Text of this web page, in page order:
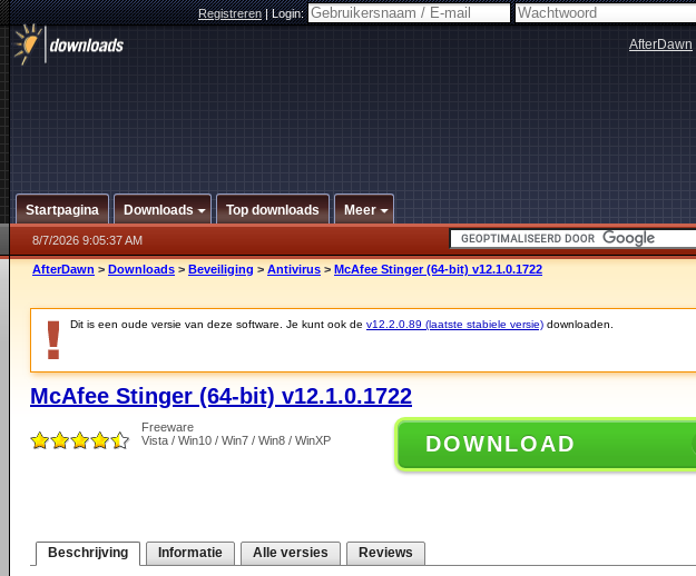
Registreren|Login:
AfterDawn
Startpagina Downloads Top downloads Meer
8/7/2026 9:05:37 AM
AfterDawn > Downloads > Beveiliging > Antivirus > McAfee Stinger (64-bit) v12.1.0.1722
Dit is een oude versie van deze software. Je kunt ook de v12.2.0.89 (laatste stabiele versie) downloaden.
McAfee Stinger (64-bit) v12.1.0.1722
Freeware
Vista / Win10 / Win7 / Win8 / WinXP
DOWNLOAD
Beschrijving Informatie Alle versies Reviews